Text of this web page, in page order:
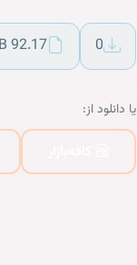
0
92.17 MB
یا دانلود از: